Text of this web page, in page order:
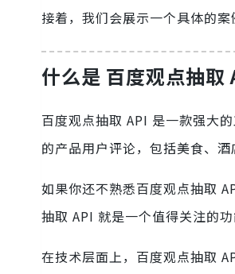
接着，我们会展示一个具体的
什么是 百度观点抽取
百度观点抽取 API 是一款强大
的产品用户评论，包括美食、
如果你还不熟悉百度观点抽取
抽取 API 就是一个值得关注的
在技术层面上，百度观点抽取